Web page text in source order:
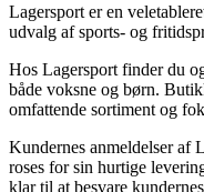
Lagersport er en
udvalg af sports- og
Hos Lagersport finder du
både voksne og børn.
omfattende sortiment og
Kundernes anmeldelser af
roses for sin hurtige
klar til at besvare